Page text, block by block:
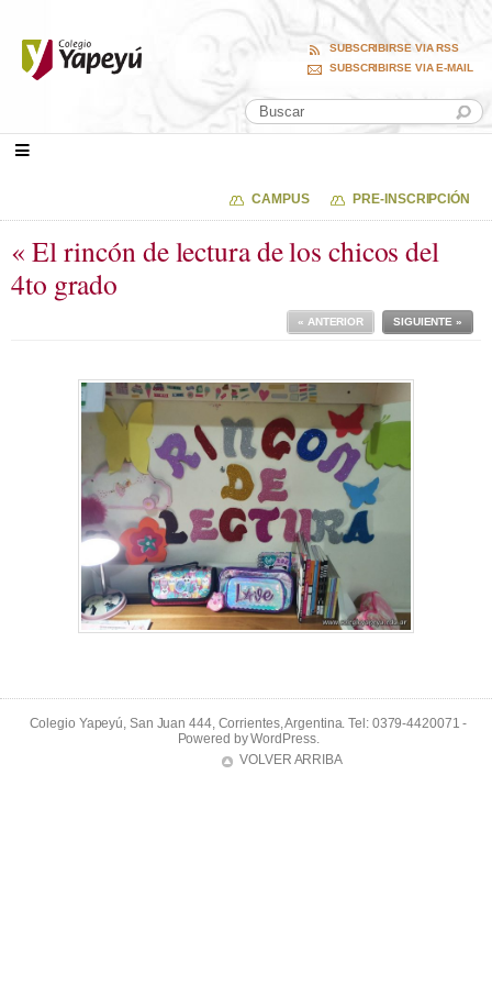
SUBSCRIBIRSE VIA RSS
SUBSCRIBIRSE VIA E-MAIL
CAMPUS PRE-INSCRIPCIÓN
« El rincón de lectura de los chicos del
4to grado
SIGUIENTE »
« ANTERIOR
Colegio Yapeyú, San Juan 444, Corrientes, Argentina. Tel: 0379-4420071 -
Powered byWordPress.
VOLVER ARRIBA